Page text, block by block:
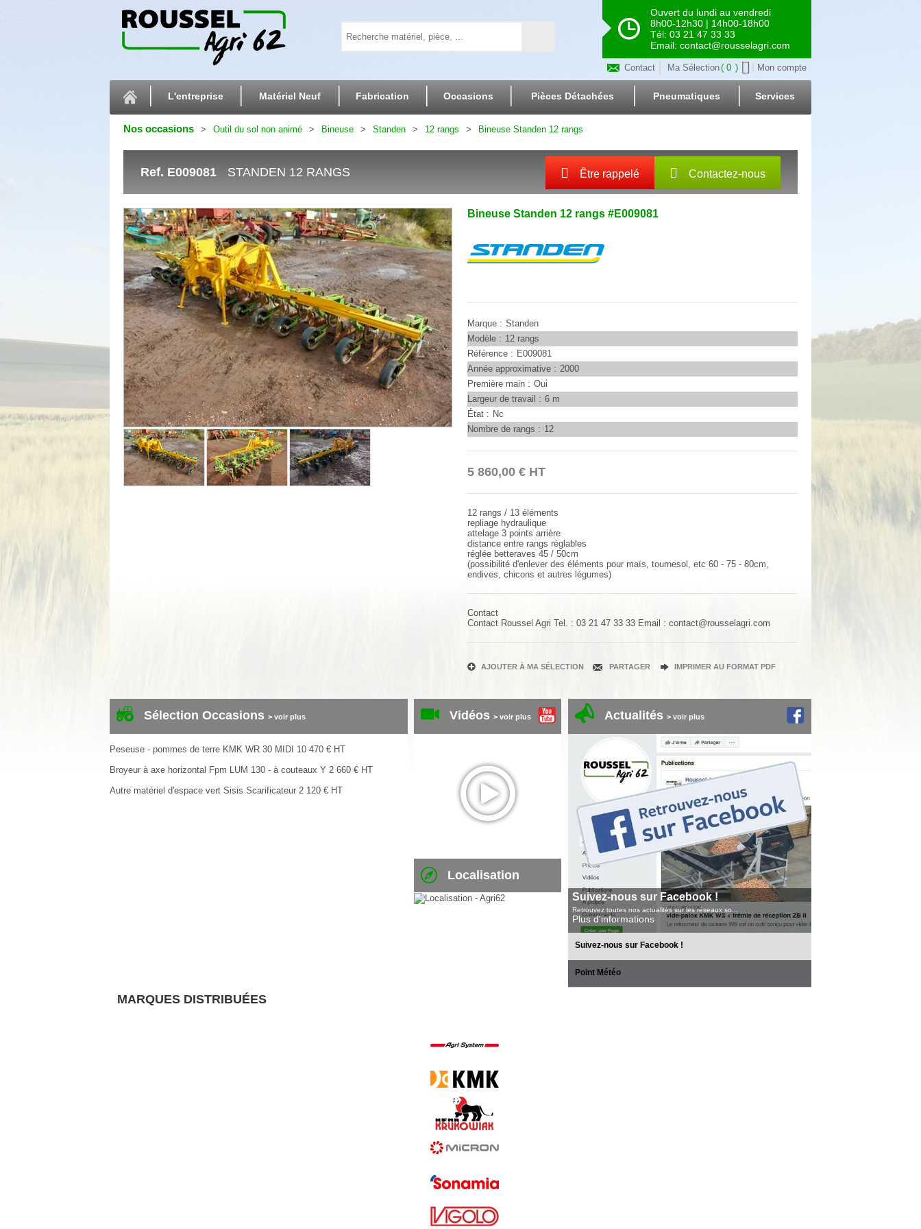
Ouvert du lundi au vendredi
8h00-12h30 | 14h00-18h00
Tél: 03 21 47 33 33
Email: contact@rousselagri.com
Contact Ma Sélection 0 Mon compte
L'entreprise Matériel Neuf Fabrication Occasions Pièces Détachées Pneumatiques Services
Nos occasions Outil du sol non animé Bineuse Standen 12 rangs Bineuse Standen 12 rangs
STANDEN 12 RANGS
Ref. E009081 Être rappelé Contactez-nous
Bineuse Standen 12 rangs #E009081
5 860,00 € HT
AJOUTER À MA SÉLECTION PARTAGER IMPRIMER AU FORMAT PDF
12 rangs / 13 éléments
repliage hydraulique
attelage 3 points arrière
distance entre rangs réglables
réglée betteraves 45 / 50cm
(possibilité d'enlever des éléments pour maïs, tournesol, etc 60 - 75 - 80cm,
endives, chicons et autres légumes)
Marque
Standen
Modèle
12 rangs
Référence
E009081
Année approximative
2000
Première main
Oui
Largeur de travail
6 m
État
Nc
Nombre de rangs
12
Contact
Contact Roussel Agri Tel. : 03 21 47 33 33 Email : contact@rousselagri.com
Sélection Occasions > voir plus
Peseuse - pommes de terre KMK WR 30 MIDI 10 470 € HT
Broyeur à axe horizontal Fpm LUM 130 - à couteaux Y 2 660 € HT
Autre matériel d'espace vert Sisis Scarificateur 2 120 € HT
Vidéos > voir plus
Localisation
Actualités > voir plus
Suivez-nous sur Facebook !
Retrouvez toutes nos actualités sur les réseaux so...
Plus d'informations
Suivez-nous sur Facebook !
Point Météo
MARQUES DISTRIBUÉES